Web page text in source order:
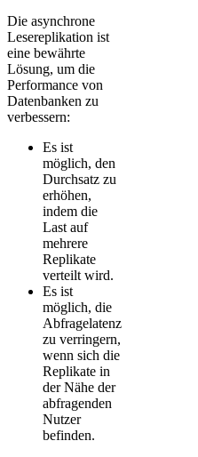
Die asynchrone
Lesereplikation ist
eine bewährte
Lösung, um die
Performance von
Datenbanken zu
verbessern:
Es ist
möglich, den
Durchsatz zu
erhöhen,
indem die
Last auf
mehrere
Replikate
verteilt wird.
Es ist
möglich, die
Abfragelatenz
zu verringern,
wenn sich die
Replikate in
der Nähe der
abfragenden
Nutzer
befinden.